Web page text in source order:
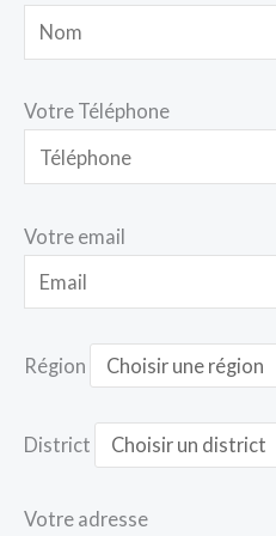
Votre Téléphone
Votre email
Région
District
Votre adresse